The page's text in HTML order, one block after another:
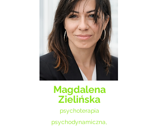
Magdalena
Zielińska
psychoterapia
psychodynamiczna,